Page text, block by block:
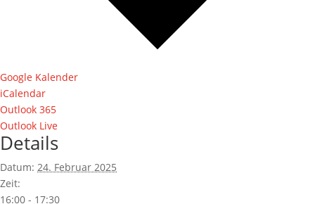
Google Kalender
iCalendar
Outlook 365
Outlook Live
Details
Datum: 24. Februar 2025
Zeit:
16:00 - 17:30